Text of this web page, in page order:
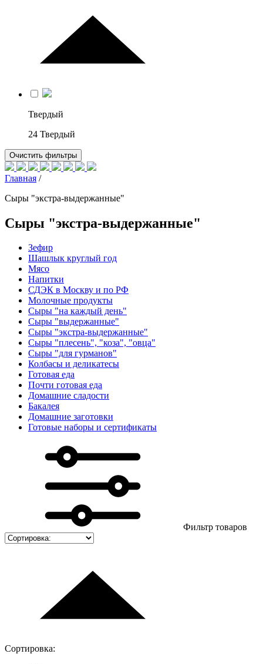
Твердый
24 Твердый
Очистить фильтры
Главная /
Сыры "экстра-выдержанные"
Сыры "экстра-выдержанные"
Зефир
Шашлык круглый год
Мясо
Напитки
СДЭК в Москву и по РФ
Молочные продукты
Сыры "на каждый день"
Сыры "выдержанные"
Сыры "экстра-выдержанные"
Сыры "плесень", "коза", "овца"
Сыры "для гурманов"
Колбасы и деликатесы
Готовая еда
Почти готовая еда
Домашние сладости
Бакалея
Домашние заготовки
Готовые наборы и сертификаты
Фильтр товаров
Сортировка: